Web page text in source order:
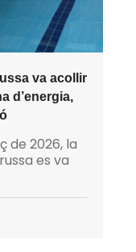
va acollir
d’energia,
de 2026, la
es va